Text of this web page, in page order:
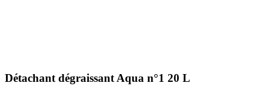
Détachant dégraissant Aqua n°1 20 L